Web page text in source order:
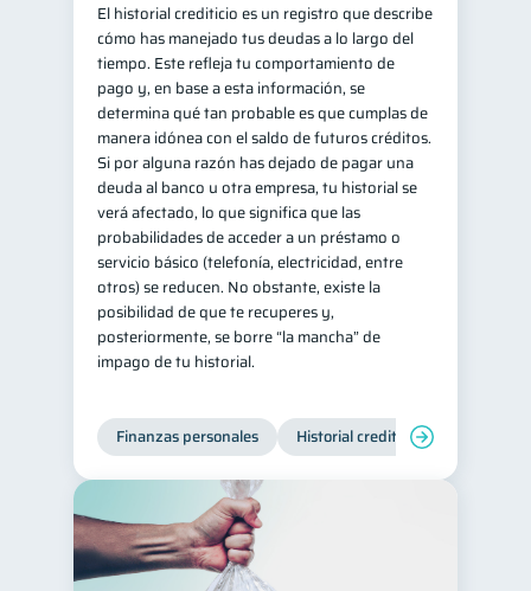
El historial crediticio es un registro que describe
cómo has manejado tus deudas a lo largo del
tiempo. Este refleja tu comportamiento de
pago y, en base a esta información, se
determina qué tan probable es que cumplas de
manera idónea con el saldo de futuros créditos.
Si por alguna razón has dejado de pagar una
deuda al banco u otra empresa, tu historial se
verá afectado, lo que significa que las
probabilidades de acceder a un préstamo o
servicio básico (telefonía, electricidad, entre
otros) se reducen. No obstante, existe la
posibilidad de que te recuperes y,
posteriormente, se borre “la mancha” de
impago de tu historial.
Finanzas personales Historial crediticio